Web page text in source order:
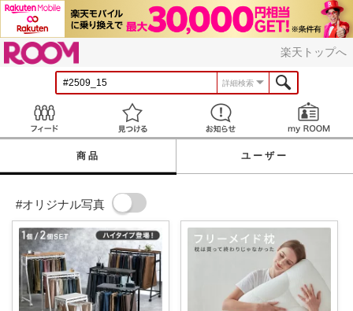
楽天トップへ
詳細検索
見つける お知らせ
商品 ユーザー
#オリジナル写真